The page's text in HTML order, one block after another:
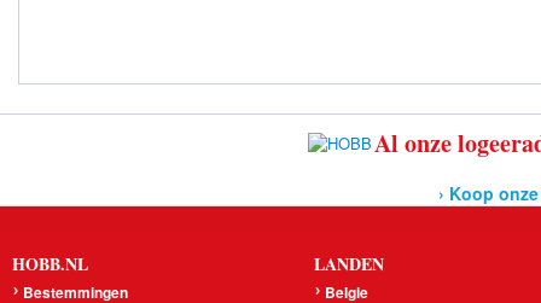
Al onze
› Koop
HOBB.NL
Bestemmingen
LANDEN
Belgie